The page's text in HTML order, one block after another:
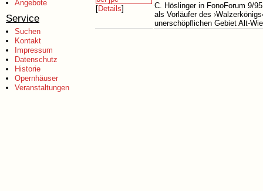
Angebote
Service
Suchen
Kontakt
Impressum
Datenschutz
Historie
Opernhäuser
Veranstaltungen
[Details]
C. Höslinger in FonoForum 9/
als Vorläufer des
unerschöpflichen Gebiet Alt-